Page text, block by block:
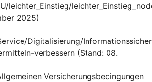
leichter_Einstieg/
2025)
Digitalisierung/
verbessern (Stand: 08.
Versicherungsbedingungen